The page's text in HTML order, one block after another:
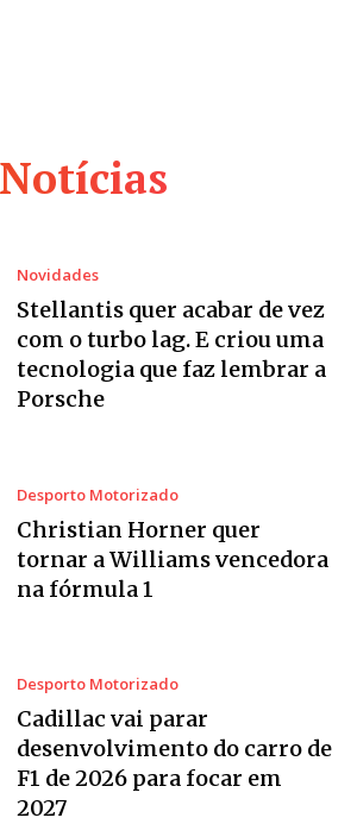
Novidades
Stellantis quer acabar de vez
com o turbo lag. E criou uma
tecnologia que faz lembrar a
Porsche
Desporto Motorizado
Christian Horner quer
tornar a Williams vencedora
na fórmula 1
Desporto Motorizado
Cadillac vai parar
desenvolvimento do carro de
F1 de 2026 para focar em
2027